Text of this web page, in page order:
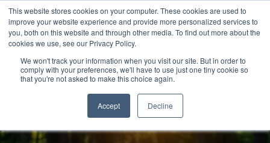
This website stores cookies on your computer. These cookies are used to
improve your website experience and provide more personalized services to
you, both on this website and through other media. To find out more about the
cookies we use, see our Privacy Policy.
We won't track your information when you visit our site. But in order to
comply with your preferences, we'll have to use just one tiny cookie so
that you're not asked to make this choice again.
Accept Decline
Cantonese
English
Spanish
Arabic